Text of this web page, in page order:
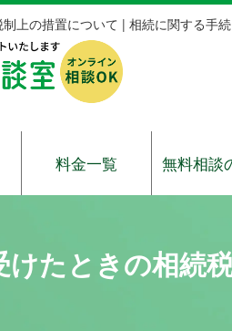
上の措置について | 相続に関する手
料金一覧 無料相談
たときの相続